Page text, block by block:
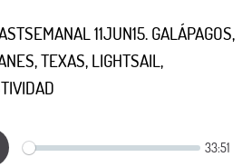
11JUN15. GALÁPAGOS,
TEXAS, LIGHTSAIL,